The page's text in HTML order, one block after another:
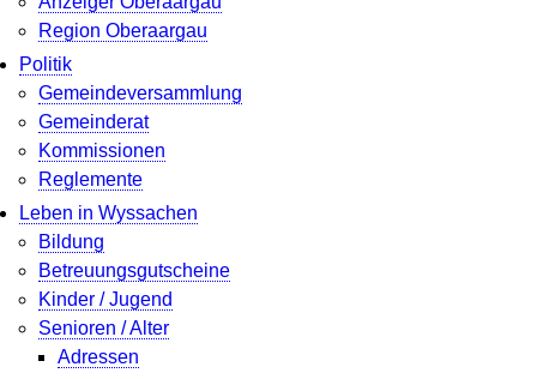
Region Oberaargau
Politik
Gemeindeversammlung
Gemeinderat
Kommissionen
Reglemente
Leben in Wyssachen
Bildung
Betreuungsgutscheine
Kinder / Jugend
Senioren / Alter
Adressen